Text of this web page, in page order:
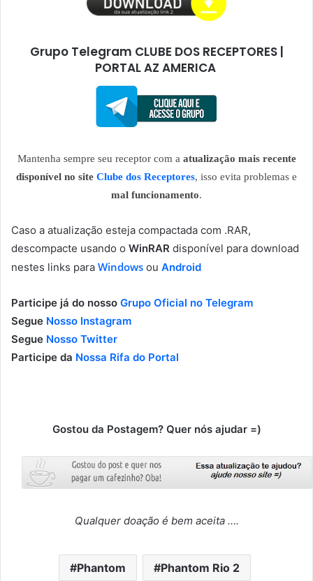
Grupo Telegram CLUBE DOS RECEPTORES |
PORTAL AZ AMERICA
Mantenha sempre seu receptor com a atualização mais recente
disponível no site Clube dos Receptores, isso evita problemas e
mal funcionamento.
Caso a atualização esteja compactada com .RAR,
descompacte usando o WinRAR disponível para download
nestes links para Windows ou Android
Participe já do nosso Grupo Oficial no Telegram
Segue Nosso Instagram
Segue Nosso Twitter
Participe da Nossa Rifa do Portal
Gostou da Postagem? Quer nós ajudar =)
Qualquer doação é bem aceita ….
Phantom Phantom Rio 2